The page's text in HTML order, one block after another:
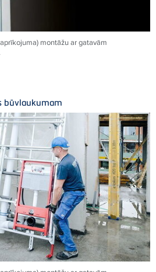
montāžu ar gatavām
būvlaukumam